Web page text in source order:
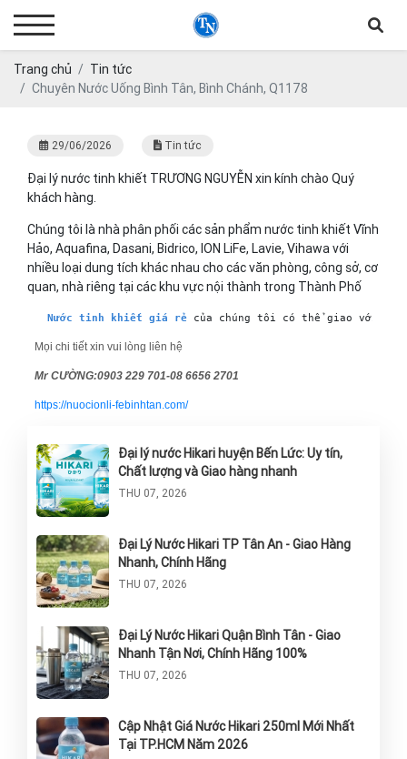
Trang chủ
Tin tức
Chuyên Nước Uống Bình Tân, Bình Chánh, Q1178
29/06/2026 Tin tức
Đại lý nước tinh khiết TRƯƠNG NGUYỄN xin kính chào Quý
khách hàng.
Chúng tôi là nhà phân phối các sản phẩm nước tinh khiết Vĩnh
Hảo, Aquafina, Dasani, Bidrico, ION LiFe, Lavie, Vihawa với
nhiều loại dung tích khác nhau cho các văn phòng, công sở, cơ
quan, nhà riêng tại các khu vực nội thành trong Thành Phố
Nước tinh khiết giá rẻ của chúng tôi có thể giao với số
Mọi chi tiết xin vui lòng liên hệ
Mr CƯỜNG:0903 229 701-08 6656 2701
https://nuocionli-febinhtan.com/
Đại lý nước Hikari huyện Bến Lức: Uy tín,
Chất lượng và Giao hàng nhanh
THU 07, 2026
Đại Lý Nước Hikari TP Tân An - Giao Hàng
Nhanh, Chính Hãng
THU 07, 2026
Đại Lý Nước Hikari Quận Bình Tân - Giao
Nhanh Tận Nơi, Chính Hãng 100%
THU 07, 2026
Cập Nhật Giá Nước Hikari 250ml Mới Nhất
Tại TP.HCM Năm 2026